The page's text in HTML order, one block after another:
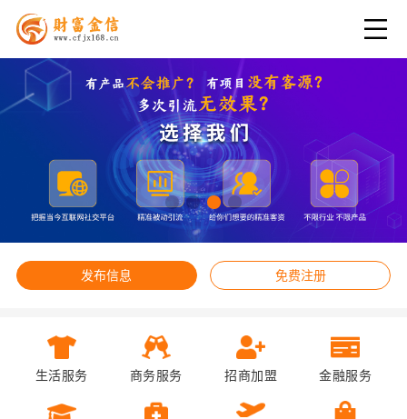
发布信息 免费注册
生活服务 商务服务 招商加盟 金融服务